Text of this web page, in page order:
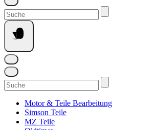
Suchen
nach:
Suchen
nach:
Motor & Teile Bearbeitung
Simson Teile
MZ Teile